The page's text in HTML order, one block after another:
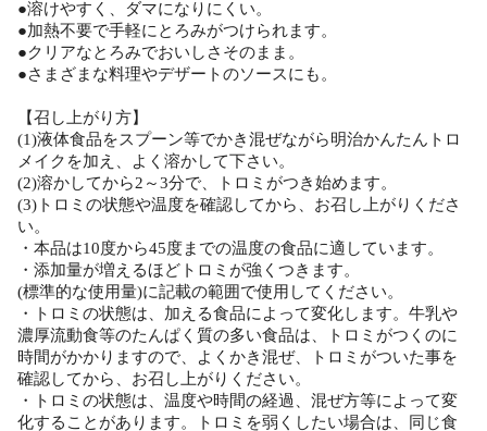
●溶けやすく、ダマになりにくい。
●加熱不要で手軽にとろみがつけられます。
●クリアなとろみでおいしさそのまま。
●さまざまな料理やデザートのソースにも。
【召し上がり方】
(1)液体食品をスプーン等でかき混ぜながら明治かんたんトロ
メイクを加え、よく溶かして下さい。
(2)溶かしてから2～3分で、トロミがつき始めます。
(3)トロミの状態や温度を確認してから、お召し上がりくださ
い。
・本品は10度から45度までの温度の食品に適しています。
・添加量が増えるほどトロミが強くつきます。
(標準的な使用量)に記載の範囲で使用してください。
・トロミの状態は、加える食品によって変化します。牛乳や
濃厚流動食等のたんぱく質の多い食品は、トロミがつくのに
時間がかかりますので、よくかき混ぜ、トロミがついた事を
確認してから、お召し上がりください。
・トロミの状態は、温度や時間の経過、混ぜ方等によって変
化することがあります。トロミを弱くしたい場合は、同じ食